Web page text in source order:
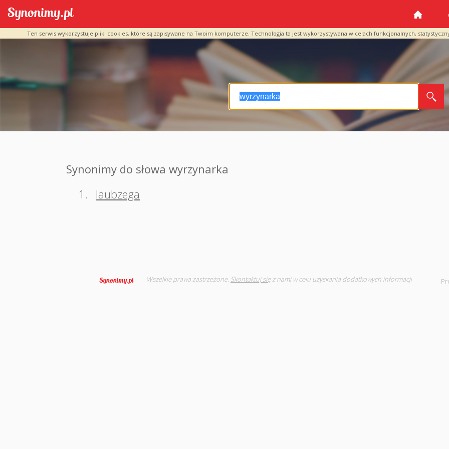
Ten serwis wykorzystuje pliki cookies, które są zapisywane na Twoim komputerze. Technologia ta jest wykorzystywana w celach funkcjonalnych,
Synonimy do słowa wyrzynarka
1.
laubzega
Wszelkie prawa zastrzeżone. Skontaktuj sięz nami w celu uzyskania dodatkowych informacji